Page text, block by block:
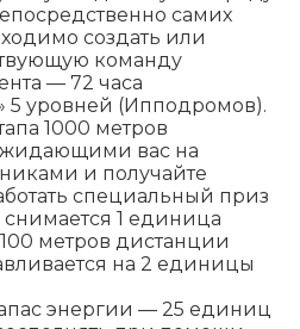
самих
создать или
команду
— 72 часа
5 уровней (Ипподромов).
1000 метров
вас на
и получайте
специальный приз
1 единица
метров дистанции
на 2 единицы
энергии — 25 единиц